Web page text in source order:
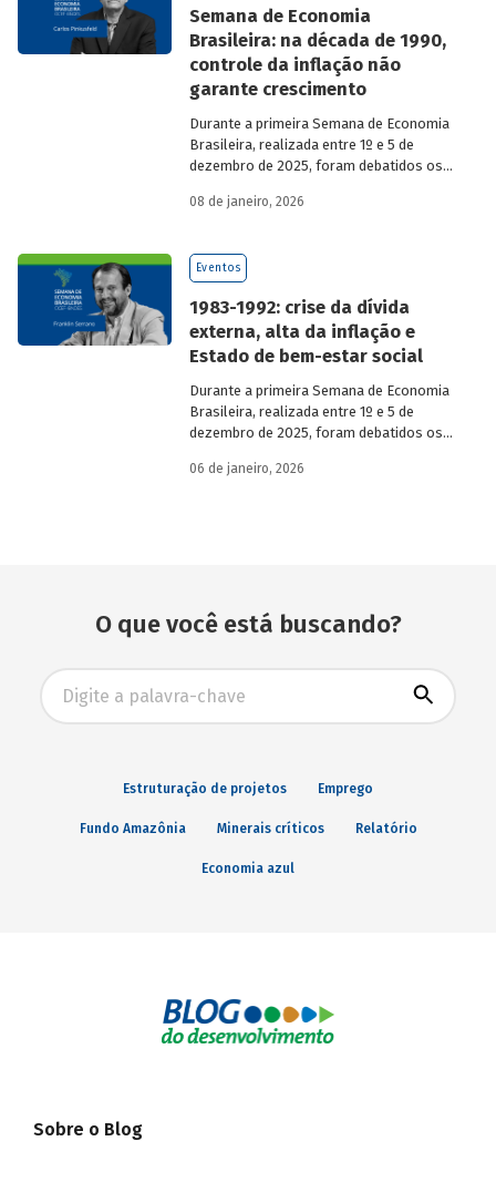
Semana de Economia
Brasileira: na década de 1990,
controle da inflação não
garante crescimento
Durante a primeira Semana de Economia
Brasileira, realizada entre 1º e 5 de
dezembro de 2025, foram debatidos os
economia do país nos últimos 40 anos,
economistas renomados.
08 de janeiro, 2026
Eventos
1983-1992: crise da dívida
externa, alta da inflação e
Estado de bem-estar social
Durante a primeira Semana de Economia
Brasileira, realizada entre 1º e 5 de
dezembro de 2025, foram debatidos os
economia do país nos últimos 40 anos,
06 de janeiro, 2026
O que você está buscando?
Busca avançada
Estruturação de projetos Emprego
Fundo Amazônia Minerais críticos Relatório
Economia azul
Sobre o Blog